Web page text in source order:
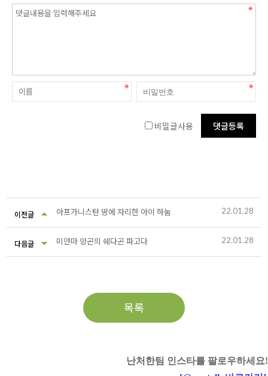
비밀글사용
이전글 아프가니스탄 땅에 자리한 아이 하눔 22.01.28
다음글 미얀마 양곤의 쉐다곤 파고다 22.01.28
목록
난처한팀 인스타를 팔로우하세요!